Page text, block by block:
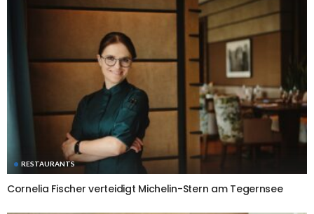
RESTAURANTS
Cornelia Fischer verteidigt Michelin-Stern am Tegernsee